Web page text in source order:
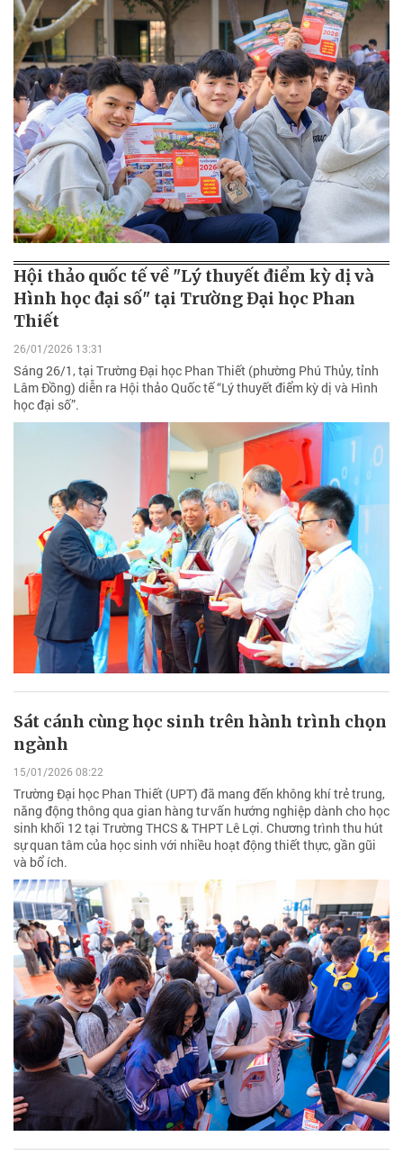
Hội thảo quốc tế về "Lý thuyết điểm kỳ dị và
Hình học đại số" tại Trường Đại học Phan
Thiết
26/01/2026 13:31
Sáng 26/1, tại Trường Đại học Phan Thiết (phường Phú Thủy, tỉnh
Lâm Đồng) diễn ra Hội thảo Quốc tế “Lý thuyết điểm kỳ dị và Hình
học đại số”.
Sát cánh cùng học sinh trên hành trình chọn
ngành
15/01/2026 08:22
Trường Đại học Phan Thiết (UPT) đã mang đến không khí trẻ trung,
năng động thông qua gian hàng tư vấn hướng nghiệp dành cho học
sinh khối 12 tại Trường THCS & THPT Lê Lợi. Chương trình thu hút
sự quan tâm của học sinh với nhiều hoạt động thiết thực, gần gũi
và bổ ích.